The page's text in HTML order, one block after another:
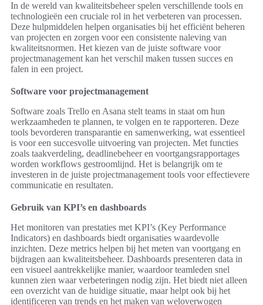
In de wereld van kwaliteitsbeheer spelen verschillende tools en
technologieën een cruciale rol in het verbeteren van processen.
Deze hulpmiddelen helpen organisaties bij het efficiënt beheren
van projecten en zorgen voor een consistente naleving van
kwaliteitsnormen. Het kiezen van de juiste software voor
projectmanagement kan het verschil maken tussen succes en
falen in een project.
Software voor projectmanagement
Software zoals Trello en Asana stelt teams in staat om hun
werkzaamheden te plannen, te volgen en te rapporteren. Deze
tools bevorderen transparantie en samenwerking, wat essentieel
is voor een succesvolle uitvoering van projecten. Met functies
zoals taakverdeling, deadlinebeheer en voortgangsrapportages
worden workflows gestroomlijnd. Het is belangrijk om te
investeren in de juiste projectmanagement tools voor effectievere
communicatie en resultaten.
Gebruik van KPI’s en dashboards
Het monitoren van prestaties met KPI’s (Key Performance
Indicators) en dashboards biedt organisaties waardevolle
inzichten. Deze metrics helpen bij het meten van voortgang en
bijdragen aan kwaliteitsbeheer. Dashboards presenteren data in
een visueel aantrekkelijke manier, waardoor teamleden snel
kunnen zien waar verbeteringen nodig zijn. Het biedt niet alleen
een overzicht van de huidige situatie, maar helpt ook bij het
identificeren van trends en het maken van weloverwogen